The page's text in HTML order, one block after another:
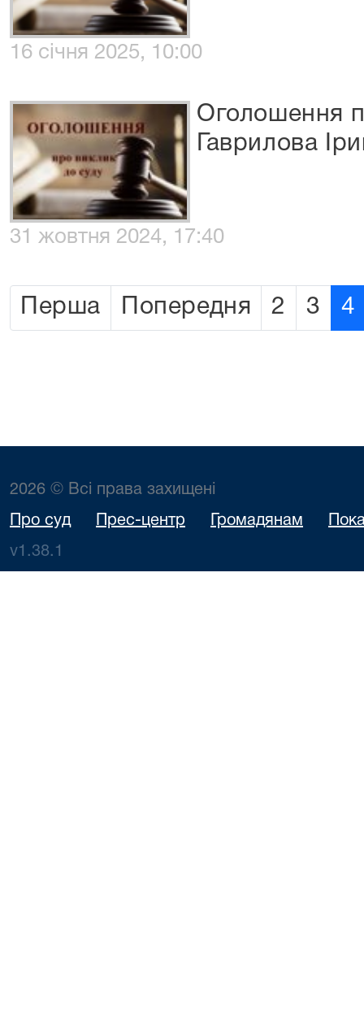
16 січня 2025, 10:00
Оголошення
Гаврилова
31 жовтня 2024, 17:40
Перша Попередня 2 3 4
2026 © Всі права захищені
Про суд Прес-центр Громадянам
v1.38.1